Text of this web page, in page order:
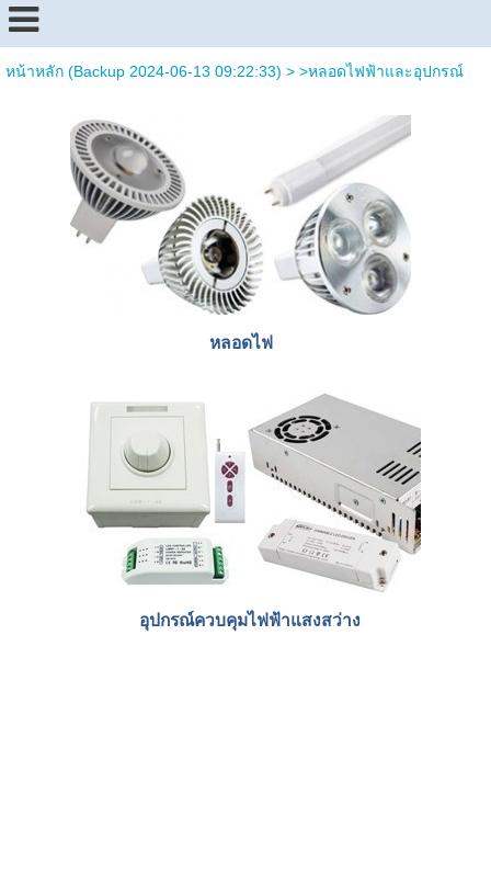
หน้าหลัก (Backup 2024-06-13 09:22:33) > >หลอดไฟฟ้าและอุปกรณ์
หลอดไฟ
อุปกรณ์ควบคุมไฟฟ้าแสงสว่าง